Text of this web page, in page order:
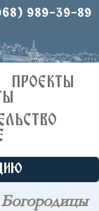
989-39-89
ПРОЕКТЫ
Богородицы